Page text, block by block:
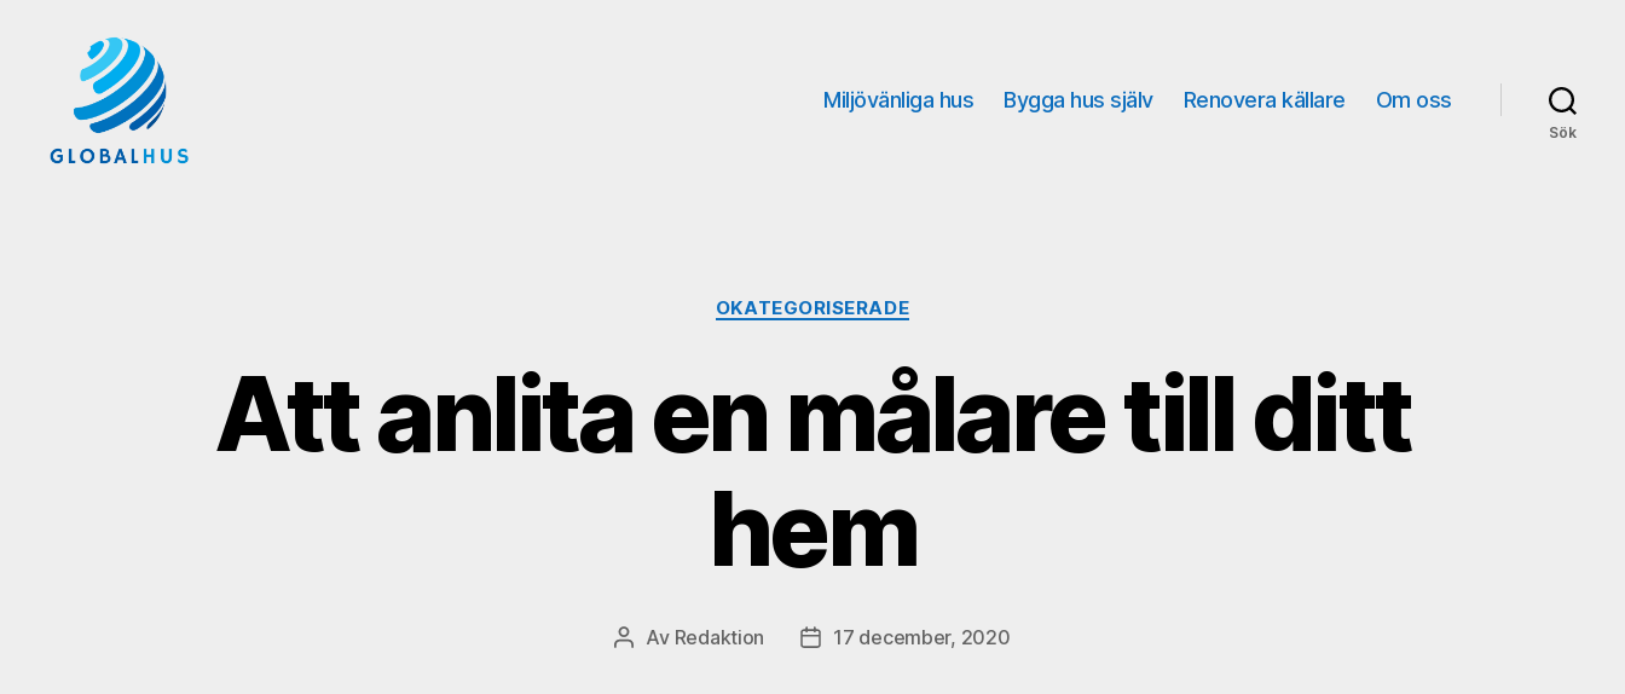
Miljövänliga hus Bygga hus själv Renovera källare Om oss
Sök
Kategorier
OKATEGORISERADE
Att anlita en målare till ditt
hem
Inläggsförfattare
Av Redaktion Inläggsdatum
17 december, 2020